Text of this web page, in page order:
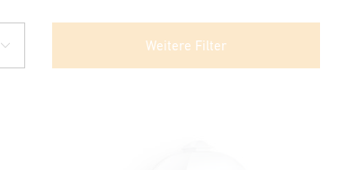
Weitere Filter